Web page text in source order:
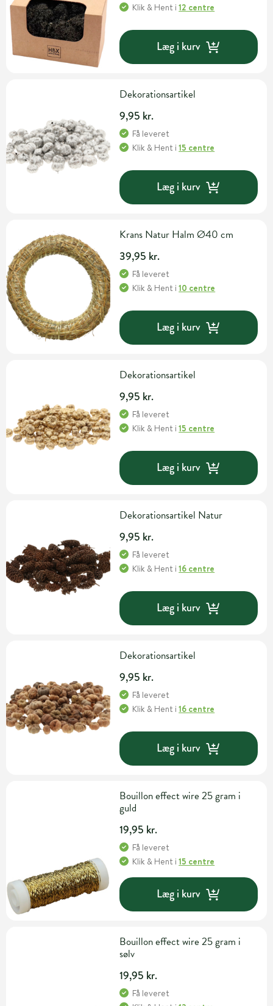
Klik & Hent i12 centre
Læg i kurv
Dekorationsartikel
9,95 kr.
Få leveret
Klik & Hent i15 centre
Læg i kurv
Krans Natur Halm Ø40 cm
39,95 kr.
Få leveret
Klik & Hent i10 centre
Læg i kurv
Dekorationsartikel
9,95 kr.
Få leveret
Klik & Hent i15 centre
Læg i kurv
Dekorationsartikel Natur
9,95 kr.
Få leveret
Klik & Hent i16 centre
Læg i kurv
Dekorationsartikel
9,95 kr.
Få leveret
Klik & Hent i16 centre
Læg i kurv
Bouillon effect wire 25 gram i
guld
19,95 kr.
Få leveret
Klik & Hent i15 centre
Læg i kurv
Bouillon effect wire 25 gram i
sølv
19,95 kr.
Få leveret